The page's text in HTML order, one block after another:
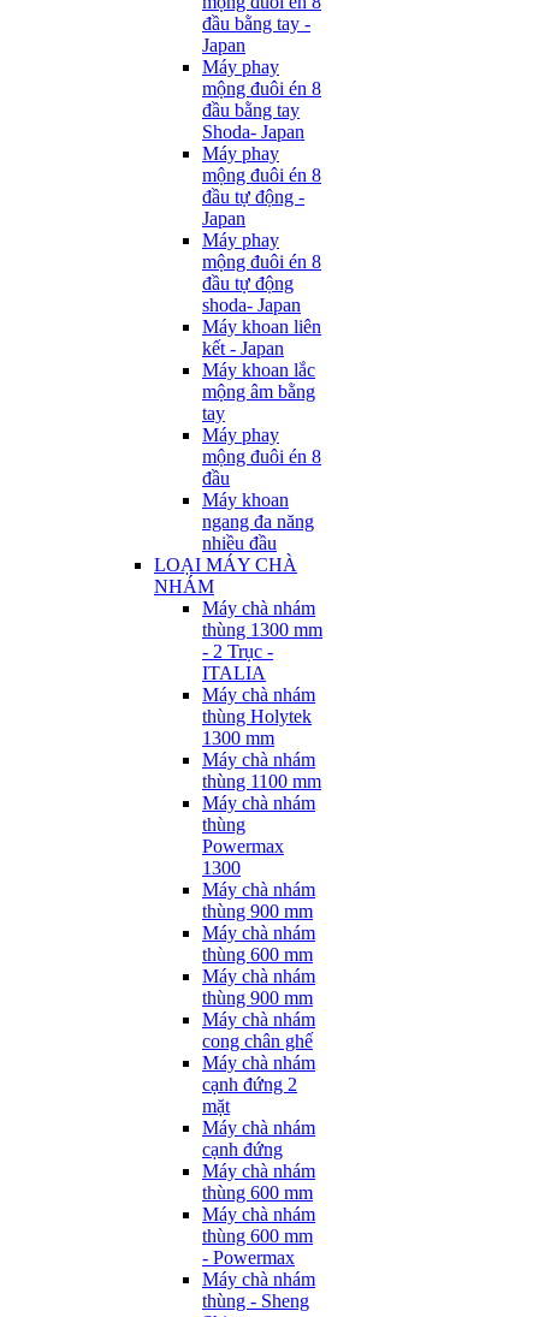
đầu bằng tay -
Japan
Máy phay
mộng đuôi én 8
đầu bằng tay
Shoda- Japan
Máy phay
mộng đuôi én 8
đầu tự động -
Japan
Máy phay
mộng đuôi én 8
đầu tự động
shoda- Japan
Máy khoan liên
kết - Japan
Máy khoan lắc
mộng âm bằng
tay
Máy phay
mộng đuôi én 8
đầu
Máy khoan
ngang đa năng
nhiều đầu
LOẠI MÁY CHÀ
NHÁM
Máy chà nhám
thùng 1300 mm
- 2 Trục -
ITALIA
Máy chà nhám
thùng Holytek
1300 mm
Máy chà nhám
thùng 1100 mm
Máy chà nhám
thùng
Powermax
1300
Máy chà nhám
thùng 900 mm
Máy chà nhám
thùng 600 mm
Máy chà nhám
thùng 900 mm
Máy chà nhám
cong chân ghế
Máy chà nhám
cạnh đứng 2
mặt
Máy chà nhám
cạnh đứng
Máy chà nhám
thùng 600 mm
Máy chà nhám
thùng 600 mm
- Powermax
Máy chà nhám
thùng - Sheng